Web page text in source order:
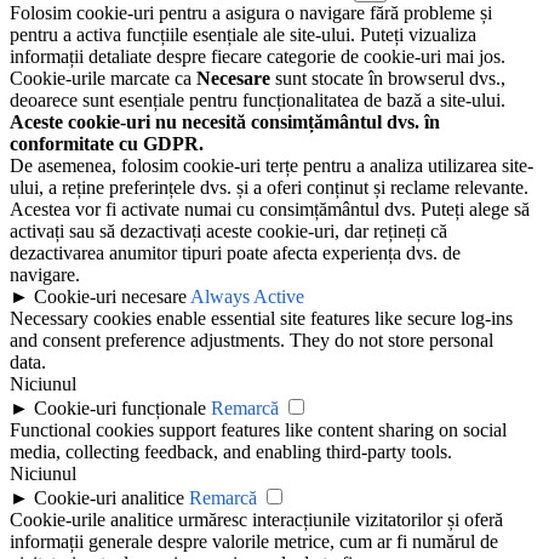
Folosim cookie-uri pentru a asigura o navigare fără probleme și
pentru a activa funcțiile esențiale ale site-ului. Puteți vizualiza
informații detaliate despre fiecare categorie de cookie-uri mai jos.
Cookie-urile marcate ca Necesare sunt stocate în browserul dvs.,
deoarece sunt esențiale pentru funcționalitatea de bază a site-ului.
Aceste cookie-uri nu necesită consimțământul dvs. în
conformitate cu GDPR.
De asemenea, folosim cookie-uri terțe pentru a analiza utilizarea site-
ului, a reține preferințele dvs. și a oferi conținut și reclame relevante.
Acestea vor fi activate numai cu consimțământul dvs. Puteți alege să
activați sau să dezactivați aceste cookie-uri, dar rețineți că
dezactivarea anumitor tipuri poate afecta experiența dvs. de
navigare.
► Cookie-uri necesare Always Active
Necessary cookies enable essential site features like secure log-ins
and consent preference adjustments. They do not store personal
data.
Niciunul
► Cookie-uri funcționale Remarcă
Functional cookies support features like content sharing on social
media, collecting feedback, and enabling third-party tools.
Niciunul
► Cookie-uri analitice Remarcă
Cookie-urile analitice urmăresc interacțiunile vizitatorilor și oferă
informații generale despre valorile metrice, cum ar fi numărul de